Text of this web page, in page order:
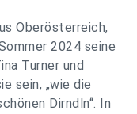
Oberösterreich,
2024 seine
Turner und
sein, „wie die
Dirndln“. In